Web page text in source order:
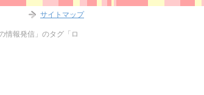
情報発信」のタグ「ロ
サイトマップ